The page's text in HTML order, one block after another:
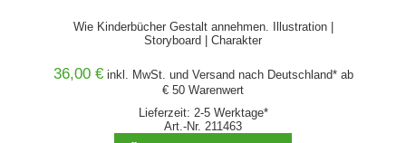
Wie Kinderbücher Gestalt annehmen. Illustration |
Storyboard | Charakter
36,00 € inkl. MwSt. und Versand nach Deutschland* ab
€ 50 Warenwert
Lieferzeit: 2-5 Werktage*
Art.-Nr. 211463